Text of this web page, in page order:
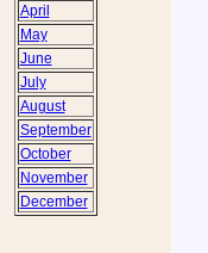
April
May
June
July
August
September
October
November
December